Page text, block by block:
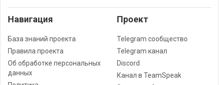
Навигация
База знаний проекта
Правила проекта
Об обработке персональных
данных
Проект
Telegram сообщество
Telegram канал
Discord
Канал в TeamSpeak